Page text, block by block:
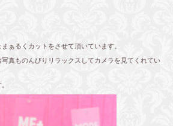
ぁるくカットをさせて頂いています。
真ものんびりリラックスしてカメラを見てくれてい